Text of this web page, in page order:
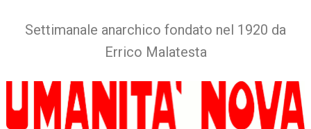
Settimanale anarchico fondato nel 1920 da
Errico Malatesta